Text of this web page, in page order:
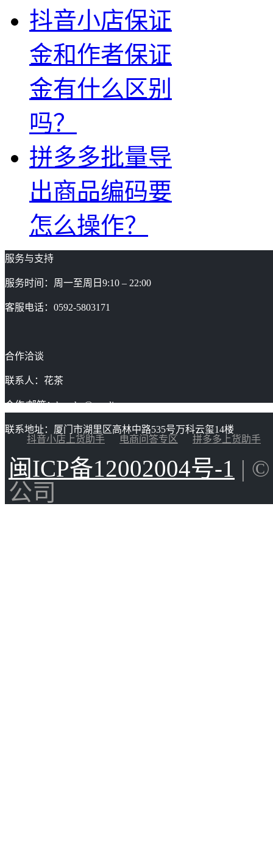
抖音小店保证
金和作者保证
金有什么区别
吗？
拼多多批量导
出商品编码要
怎么操作？
服务与支持
服务时间：周一至周日9:10 – 22:00
客服电话：0592-5803171
合作洽谈
联系人：花茶
合作/邮箱：huacha@gaoding.com
联系地址：厦门市湖里区高林中路535号万科云玺14楼
抖音小店上货助手
电商问答专区 拼多多上货助手
闽ICP备12002004号-1 |
公司